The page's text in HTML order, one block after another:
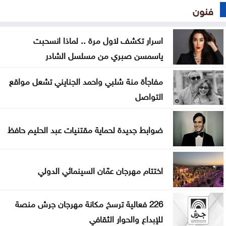
فنون
اسرار تكشف لاول مرة .. لماذا انسحبت
ياسمسن صبري من مسلسل الشادر
مفاجأة منة شلبي واحمد الجنايني تشعل مواقع
التواصل
ضوابط جديدة لحماية مقتنيات عبد الحليم حافظ
اختتام مهرجان عمّان السينمائي الدولي
226 فعالية ترسخ مكانة مهرجان جرش منصة
للإبداع والحوار الثقافي